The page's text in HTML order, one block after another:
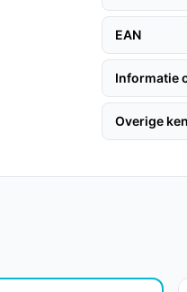
tijdens
EAN
Informatie
Overige